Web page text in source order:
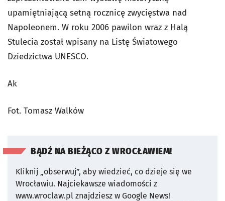
upamiętniającą setną rocznicę zwycięstwa nad
Napoleonem. W roku 2006 pawilon wraz z Halą
Stulecia został wpisany na Listę Światowego
Dziedzictwa UNESCO.
Ak
Fot. Tomasz Walków
BĄDŹ NA BIEŻĄCO Z WROCŁAWIEM!
Kliknij „obserwuj”, aby wiedzieć, co dzieje się we
Wrocławiu. Najciekawsze wiadomości z
www.wroclaw.pl znajdziesz w Google News!